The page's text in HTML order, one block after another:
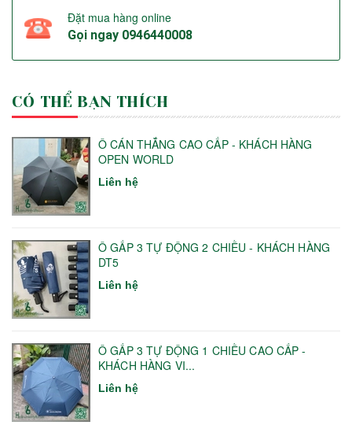
Đặt mua hàng online
Gọi ngay 0946440008
CÓ THỂ BẠN THÍCH
Ô CÁN THẲNG CAO CẤP - KHÁCH HÀNG
OPEN WORLD
Liên hệ
Ô GẤP 3 TỰ ĐỘNG 2 CHIỀU - KHÁCH HÀNG
DT5
Liên hệ
Ô GẤP 3 TỰ ĐỘNG 1 CHIỀU CAO CẤP -
KHÁCH HÀNG VI...
Liên hệ